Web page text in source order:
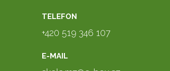
TELEFON
+420 519 346 107
E-MAIL